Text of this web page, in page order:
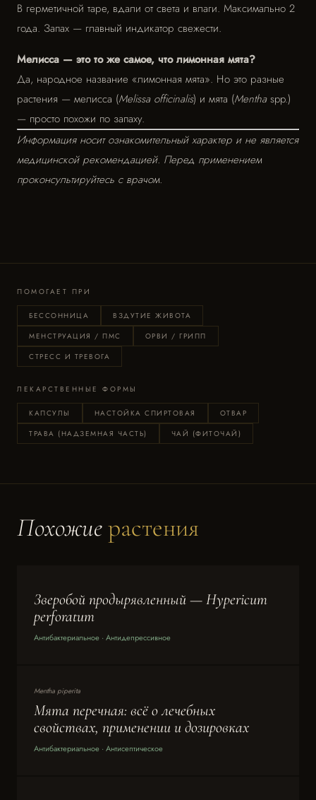
В герметичной таре, вдали от света и влаги. Максимально 2
года. Запах — главный индикатор свежести.
Мелисса — это то же самое, что лимонная мята?
Да, народное название «лимонная мята». Но это разные
растения — мелисса (Melissa officinalis) и мята (Menthaspp.)
— просто похожи по запаху.
Информация носит ознакомительный характер и не является
медицинской рекомендацией. Перед применением
проконсультируйтесь с врачом.
ПОМОГАЕТ ПРИ
БЕССОННИЦА
ВЗДУТИЕ ЖИВОТА
МЕНСТРУАЦИЯ / ПМС
ОРВИ / ГРИПП
СТРЕСС И ТРЕВОГА
ЛЕКАРСТВЕННЫЕ ФОРМЫ
КАПСУЛЫ НАСТОЙКА СПИРТОВАЯ
ОТВАР
ТРАВА (НАДЗЕМНАЯ ЧАСТЬ)
ЧАЙ (ФИТОЧАЙ)
Похожиерастения
Зверобой продырявленный — Hypericum
perforatum
Антибактериальное · Антидепрессивное
Mentha piperita
Мята перечная: всё о лечебных
свойствах, применении и дозировках
Антибактериальное · Антисептическое